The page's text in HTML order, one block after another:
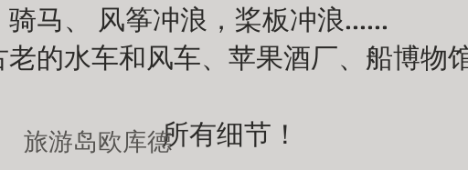
马、
风筝冲浪，桨板冲浪......
的水车和风车、苹果酒厂、船博物
所有细节！
旅游岛欧库德